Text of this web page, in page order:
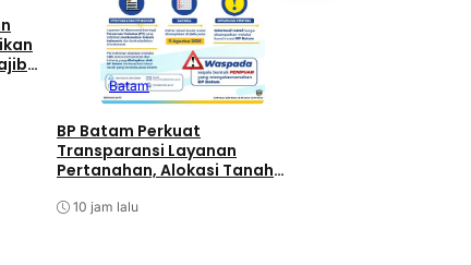
Batam
BP Batam Perkuat
Transparansi Layanan
Pertanahan, Alokasi Tanah
LMS10 jam lalu